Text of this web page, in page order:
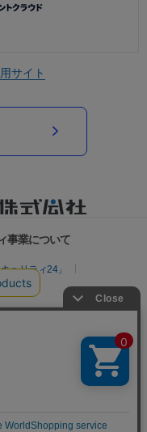
サイト
事業について
ュリティ24」